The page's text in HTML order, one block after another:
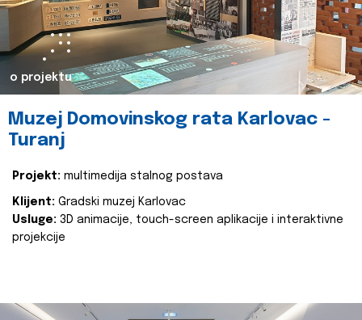
o projektu
Muzej Domovinskog rata Karlovac -
Turanj
Projekt: multimedija stalnog postava
Klijent: Gradski muzej Karlovac
Usluge: 3D animacije, touch-screen aplikacije i interaktivne
projekcije